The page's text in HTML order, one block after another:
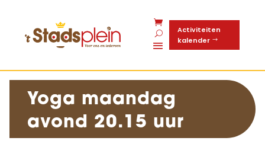
Activiteiten
kalender
Yoga maandag
avond 20.15 uur